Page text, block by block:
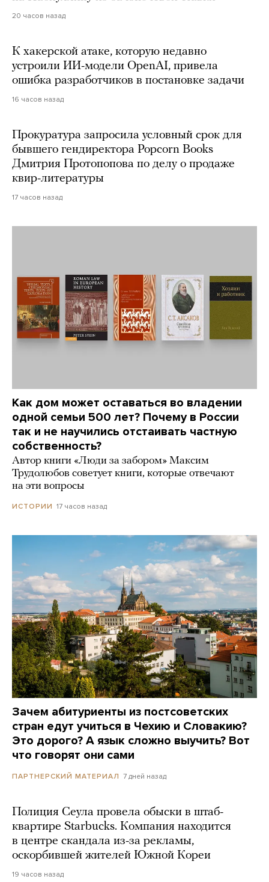
20 часов назад
К хакерской атаке, которую недавно
устроили ИИ-модели OpenAI, привела
ошибка разработчиков в постановке задачи
16 часов назад
Прокуратура запросила условный срок для
бывшего гендиректора Popcorn Books
Дмитрия Протопопова по делу о продаже
квир-литературы
17 часов назад
Как дом может оставаться во владении
одной семьи 500 лет? Почему в России
так и не научились отстаивать частную
собственность?
Автор книги «Люди за забором» Максим
Трудолюбов советует книги, которые отвечают
на эти вопросы
ИСТОРИИ 17 часов назад
Зачем абитуриенты из постсоветских
стран едут учиться в Чехию и Словакию?
Это дорого? А язык сложно выучить? Вот
что говорят они сами
ПАРТНЕРСКИЙ МАТЕРИАЛ 7 дней назад
Полиция Сеула провела обыски в штаб-
квартире Starbucks. Компания находится
в центре скандала из-за рекламы,
оскорбившей жителей Южной Кореи
19 часов назад